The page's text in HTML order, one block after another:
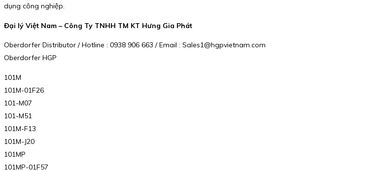
dụng công nghiệp.
Đại lý Việt Nam – Công Ty TNHH TM KT Hưng Gia Phát
Oberdorfer Distributor / Hotline : 0938 906 663 / Email : Sales1@hgpvietnam.com
Oberdorfer HGP
101M
101M-01F26
101-M07
101-M51
101M-F13
101M-J20
101MP
101MP-01F57